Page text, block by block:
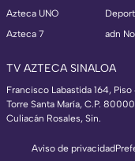
Azteca UNO
Azteca 7
adn
TV AZTECA SINALOA
Francisco Labastida 164, Piso
Torre Santa María, C.P. 80000
Culiacán Rosales, Sin.
Aviso de privacidad